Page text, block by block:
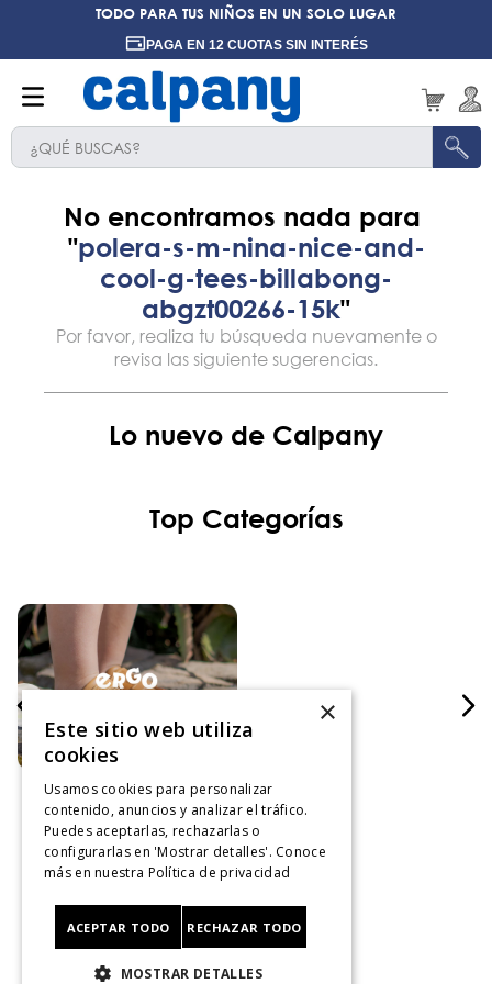
TODO PARA TUS NIÑOS EN UN SOLO LUGAR
PAGA EN 12 CUOTAS SIN INTERÉS
¿QUÉ BUSCAS?
polera-s-m-nina-nice-and-
cool-g-tees-billabong-
abgzt00266-15k
Lo nuevo de Calpany
Top Categorías
Servicio al consumidor
Centro De Ayuda
×
Este sitio web utiliza
cookies
Usamos cookies para personalizar
contenido, anuncios y analizar el tráfico.
Puedes aceptarlas, rechazarlas o
configurarlas en 'Mostrar detalles'. Conoce
más en nuestra Política de privacidad
ACEPTAR TODO RECHAZAR TODO
MOSTRAR DETALLES